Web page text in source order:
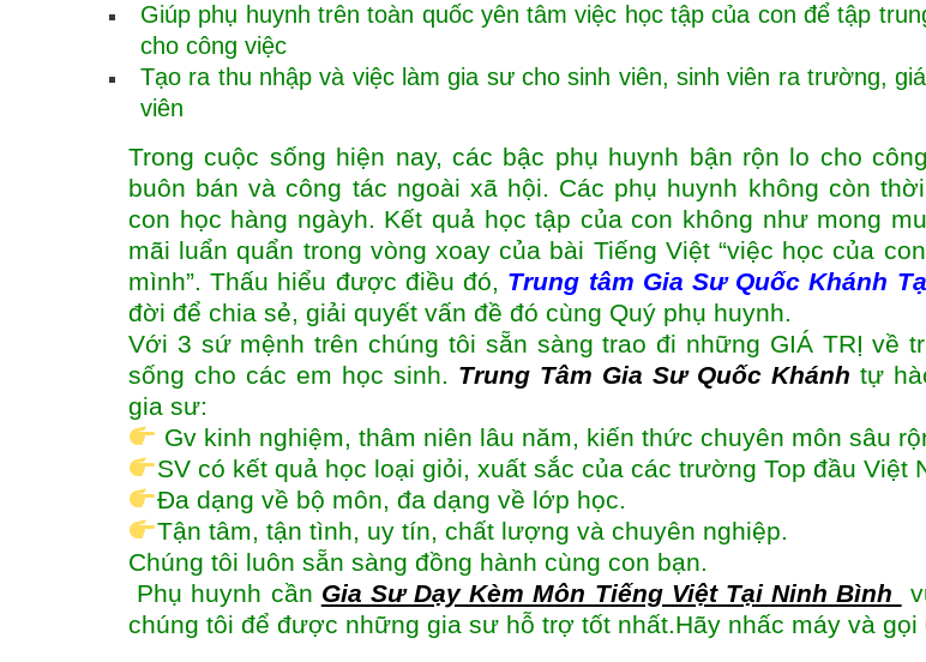
Giúp phụ huynh trên toàn quốc yên tâm việc học tập của con để tập
cho công việc
Tạo ra thu nhập và việc làm gia sư cho sinh viên, sinh viên ra trường,
viên
Trong cuộc sống hiện nay, các bậc phụ huynh bận rộn lo cho
buôn bán và công tác ngoài xã hội. Các phụ huynh không còn
con học hàng ngàyh. Kết quả học tập của con không như mong
mãi luẩn quẩn trong vòng xoay của bài Tiếng Việt “việc học của
mình”. Thấu hiểu được điều đó, Trung tâm Gia Sư Quốc Khánh
đời để chia sẻ, giải quyết vấn đề đó cùng Quý phụ huynh.
Với 3 sứ mệnh trên chúng tôi sẵn sàng trao đi những GIÁ TRỊ về
sống cho các em học sinh. Trung Tâm Gia Sư Quốc Khánh tự
gia sư:
Gv kinh nghiệm, thâm niên lâu năm, kiến thức chuyên môn sâu
SV có kết quả học loại giỏi, xuất sắc của các trường Top đầu Việt
Đa dạng về bộ môn, đa dạng về lớp học.
Tận tâm, tận tình, uy tín, chất lượng và chuyên nghiệp.
Chúng tôi luôn sẵn sàng đồng hành cùng con bạn.
Phụ huynh cần Gia Sư Dạy Kèm Môn Tiếng Việt Tại Ninh Bình
chúng tôi để được những gia sư hỗ trợ tốt nhất.Hãy nhấc máy và gọi